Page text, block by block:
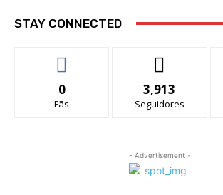
STAY CONNECTED
0
Fãs
3,913
Seguidores
- Advertisement -